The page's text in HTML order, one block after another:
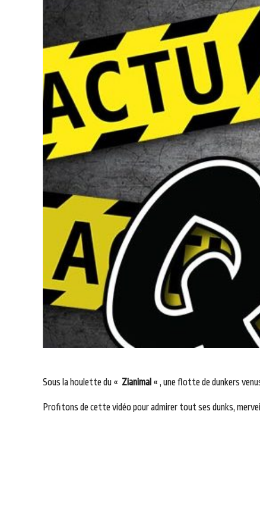
Sous la houlette du « Zianimal « , une flotte de dunkers
Profitons de cette vidéo pour admirer tout ses dunks,